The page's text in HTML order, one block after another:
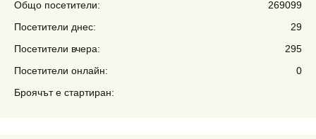
269099
Общо посетители:
29
Посетители днес:
295
Посетители вчера:
0
Посетители онлайн:
Броячът е стартиран: